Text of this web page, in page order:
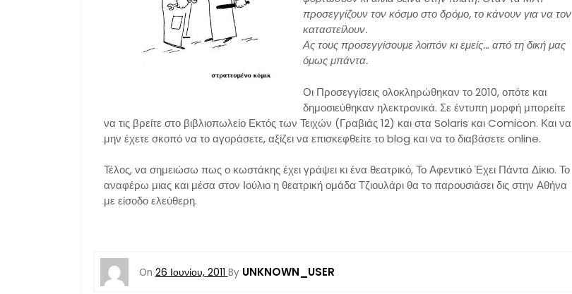
προσεγγίζουν τον κόσμο στο δρόμο, το κάνουν για να τον
καταστείλουν.
Ας τους προσεγγίσουμε λοιπόν κι εμείς… από τη δική μας
όμως μπάντα.
Οι Προσεγγίσεις ολοκληρώθηκαν το 2010, οπότε και
δημοσιεύθηκαν ηλεκτρονικά. Σε έντυπη μορφή μπορείτε
να τις βρείτε στο βιβλιοπωλείο Εκτός των Τειχών (Γραβιάς 12) και στα Solaris και Comicon. Και να
μην έχετε σκοπό να το αγοράσετε, αξίζει να επισκεφθείτε το blog και να το διαβάσετε online.
Τέλος, να σημειώσω πως ο κωστάκης έχει γράψει κι ένα θεατρικό, Το Αφεντικό Έχει Πάντα Δίκιο. Το
αναφέρω μιας και μέσα στον Ιούλιο η θεατρική ομάδα Τζιουλάρι θα το παρουσιάσει δις στην Αθήνα
με είσοδο ελεύθερη.
On 26 Ιουνίου, 2011 By UNKNOWN_USER